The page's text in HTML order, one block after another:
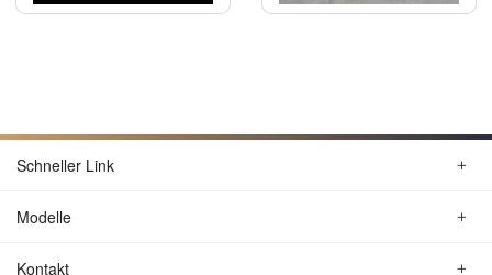
Schneller Link
Modelle
Kontakt